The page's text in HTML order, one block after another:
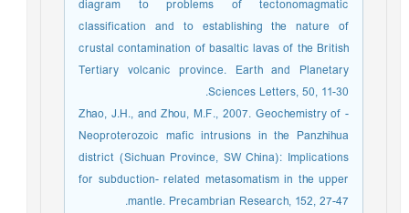
diagram to problems of tectonomagmatic
classification and to establishing the nature of
crustal contamination of basaltic lavas of the British
Tertiary volcanic province. Earth and Planetary
Sciences Letters, 50, 11-30.
- Zhao, J.H., and Zhou, M.F., 2007. Geochemistry of
Neoproterozoic mafic intrusions in the Panzhihua
district (Sichuan Province, SW China): Implications
for subduction- related metasomatism in the upper
mantle. Precambrian Research, 152, 27-47.